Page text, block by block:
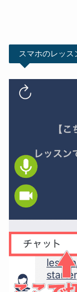
スマホのレッス